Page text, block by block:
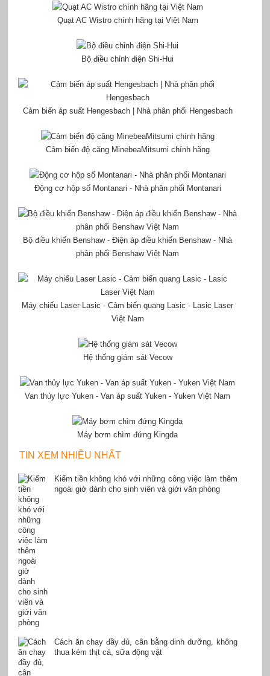
Quạt AC Wistro chính hãng tại Việt Nam
Bộ điều chỉnh điện Shi-Hui
Cảm biến áp suất Hengesbach | Nhà phân phối Hengesbach
Cảm biến độ căng MinebeaMitsumi chính hãng
Động cơ hộp số Montanari - Nhà phân phối Montanari
Bộ điều khiển Benshaw - Điện áp điều khiển Benshaw - Nhà
phân phối Benshaw Việt Nam
Máy chiếu Laser Lasic - Cảm biến quang Lasic - Lasic Laser
Việt Nam
Hệ thống giám sát Vecow
Van thủy lực Yuken - Van áp suất Yuken - Yuken Việt Nam
Máy bơm chìm đứng Kingda
TIN XEM NHIỀU NHẤT
Kiếm tiền không khó với những công việc làm thêm
ngoài giờ dành cho sinh viên và giới văn phòng
Cách ăn chay đầy đủ, cân bằng dinh dưỡng, không
thua kém thịt cá, sữa động vật